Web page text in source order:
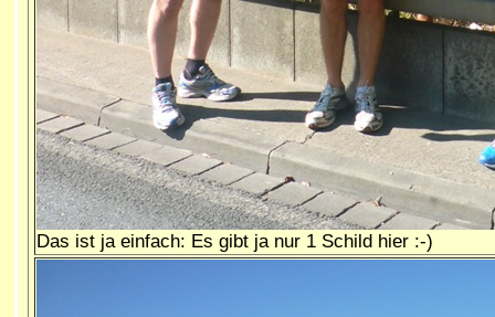
Das ist ja einfach: Es gibt ja nur 1 Schild hier :-)